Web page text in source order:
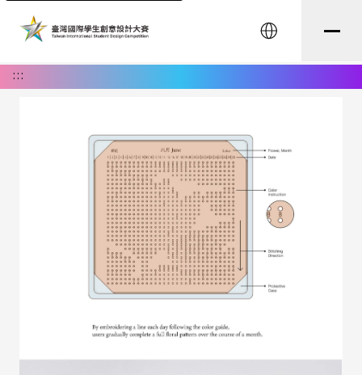
English
:::